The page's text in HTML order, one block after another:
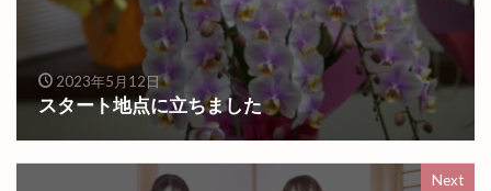
2023年5月12日
スタート地点に立ちました
Next